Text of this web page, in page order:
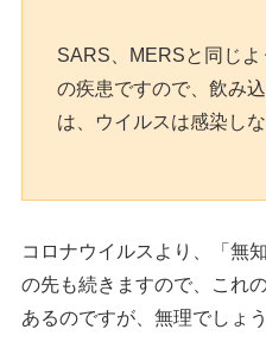
SARS、MERSと同じよ
の疾患ですので、飲み
は、ウイルスは感染しな
コロナウイルスより、「無
の先も続きますので、これ
あるのですが、無理でしょう